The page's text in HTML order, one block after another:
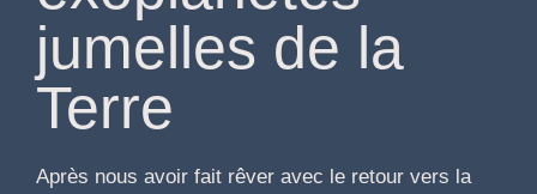
jumelles de la
Terre
Après nous avoir fait rêver avec le retour vers la